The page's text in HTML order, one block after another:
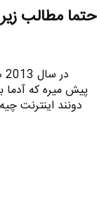
حتما مطالب
پیش میره که آدما
دونند اینترنت